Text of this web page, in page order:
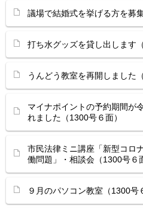
議場で結婚式を挙げる方を募
打ち水グッズを貸し出します
うんどう教室を再開しました
マイナポイントの予約期間が
れました（1300号６面）
市民法律ミニ講座「新型コロ
働問題」・相談会（1300号６
９月のパソコン教室（1300号